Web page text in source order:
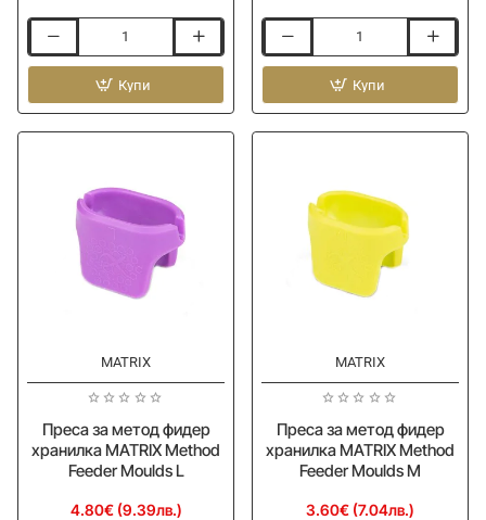
фидер
хранилка
MATRIX
Open
Купи
за
фидер
хранилка
Moulds
Купи
MATRIX
Преса за метод фидер
хранилка MATRIX Method
Feeder Moulds L
4.80€ (9.39лв.)
MATRIX
Преса за метод фидер
хранилка MATRIX Method
Feeder Moulds М
3.60€ (7.04лв.)